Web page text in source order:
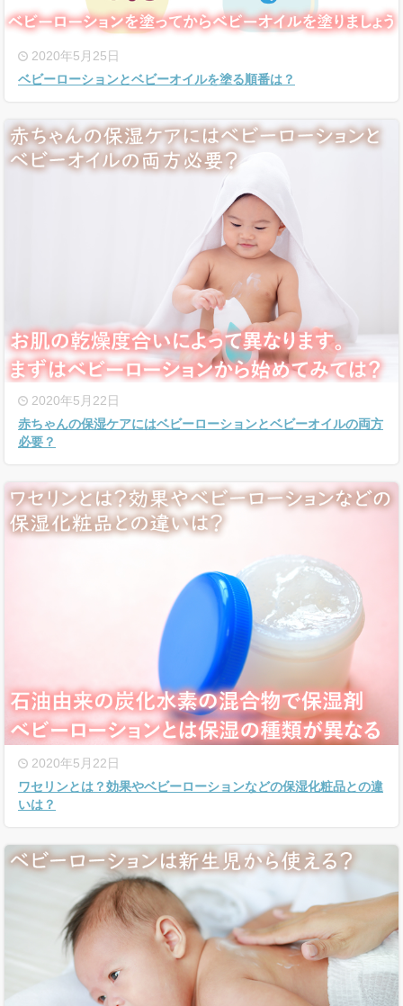
2020年5月25日
ベビーローションとベビーオイルを塗る順番は？
2020年5月22日
赤ちゃんの保湿ケアにはベビーローションとベビーオイルの両方
必要？
2020年5月22日
ワセリンとは？効果やベビーローションなどの保湿化粧品との違
いは？